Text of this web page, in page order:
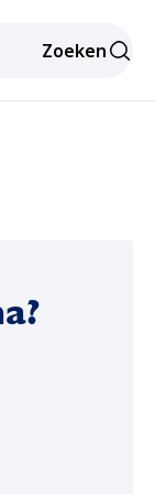
Zoeken